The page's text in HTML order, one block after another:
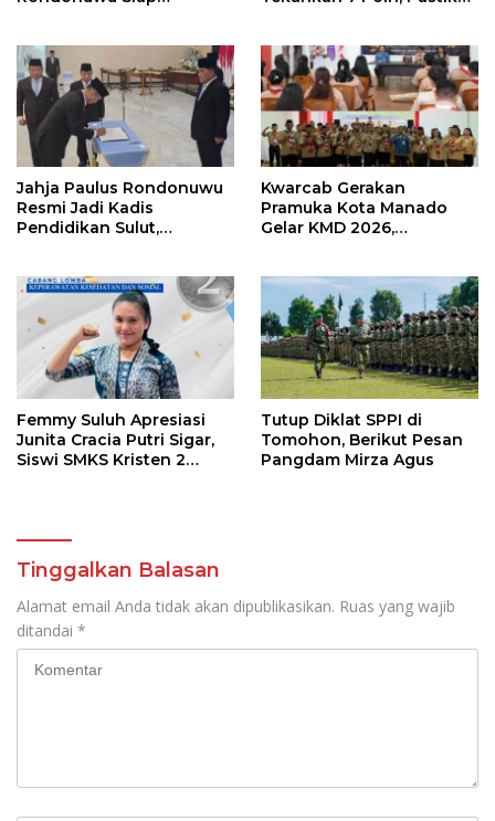
Jahja Paulus Rondonuwu
Resmi Jadi Kadis
Pendidikan Sulut,
Kwarcab Gerakan
Pramuka Kota Manado
Gelar KMD 2026,
Pramuka
Femmy Suluh Apresiasi
Junita Cracia Putri Sigar,
Siswi SMKS Kristen 2
Tutup Diklat SPPI di
Tomohon, Berikut Pesan
Pangdam Mirza Agus
Tinggalkan Balasan
Alamat email Anda tidak akan dipublikasikan. Ruas yang wajib
ditandai *